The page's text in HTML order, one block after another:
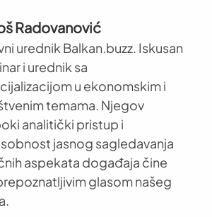
Radovanović
urednik Balkan.buzz. Iskusan
i urednik sa
u ekonomskim i
temama. Njegov
analitički pristup i
jasnog sagledavanja
aspekata događaja čine
glasom našeg